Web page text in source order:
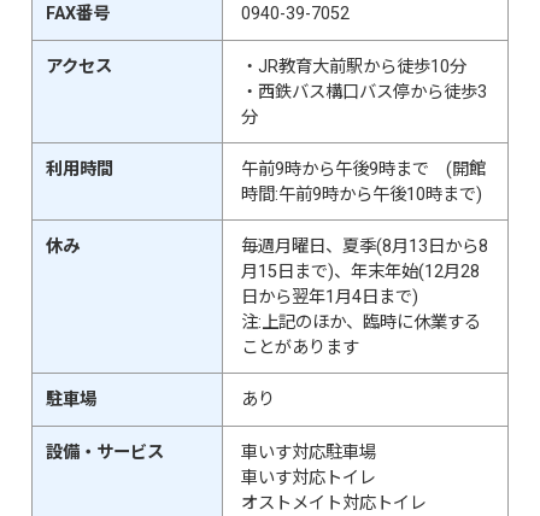
FAX番号 0940-39-7052
アクセス
・JR教育大前駅から徒歩10分
・西鉄バス構口バス停から徒歩3
分
利用時間
午前9時から午後9時まで (開館
時間:午前9時から午後10時まで)
休み
毎週月曜日、夏季(8月13日から8
月15日まで)、年末年始(12月28
日から翌年1月4日まで)
注:上記のほか、臨時に休業する
ことがあります
駐車場 あり
設備・サービス
車いす対応駐車場
車いす対応トイレ
オストメイト対応トイレ